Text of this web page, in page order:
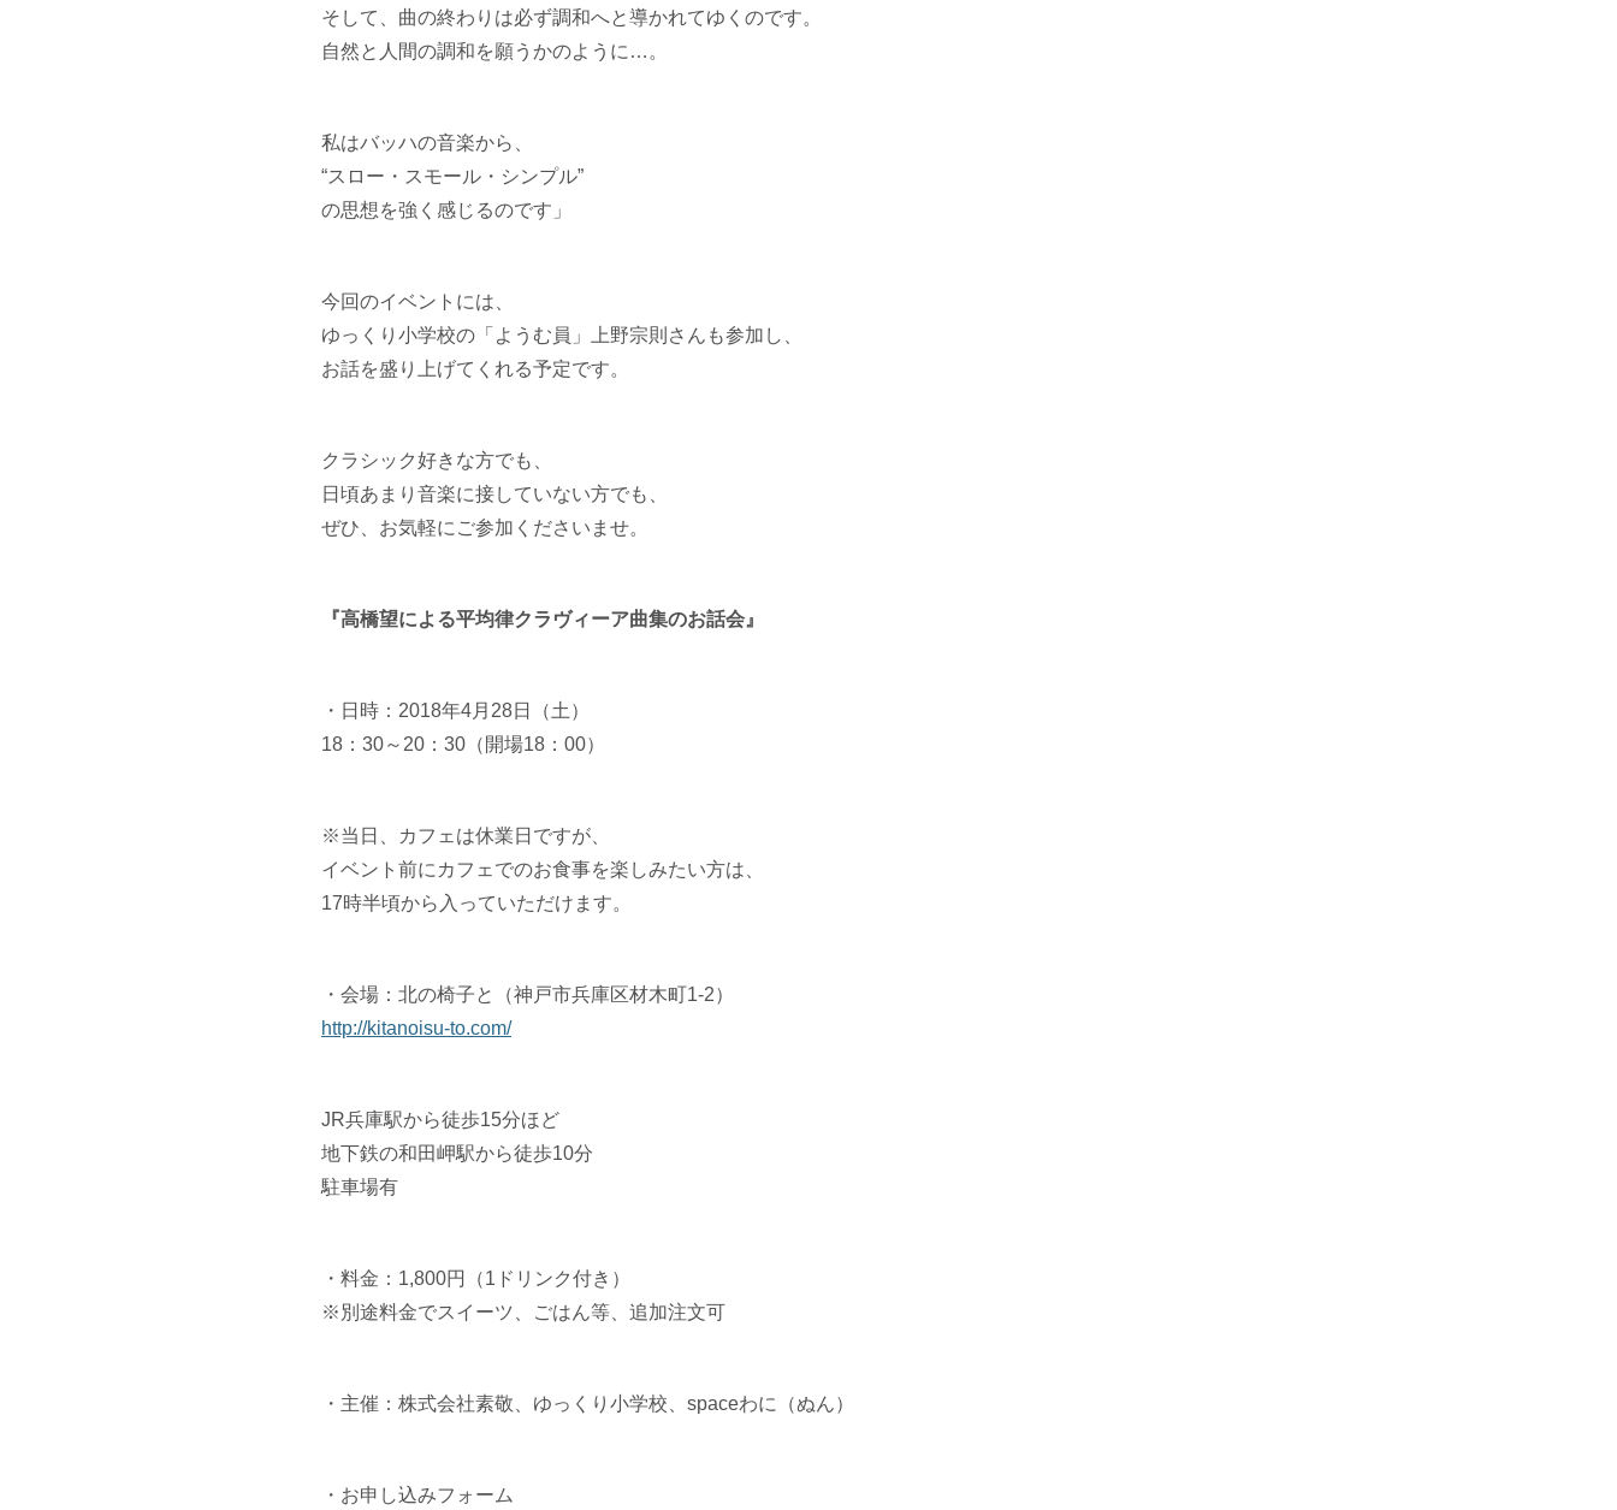
そして、曲の終わりは必ず調和へと導かれてゆくのです。
自然と人間の調和を願うかのように…。
私はバッハの音楽から、
“スロー・スモール・シンプル”
の思想を強く感じるのです」
今回のイベントには、
ゆっくり小学校の「ようむ員」上野宗則さんも参加し、
お話を盛り上げてくれる予定です。
クラシック好きな方でも、
日頃あまり音楽に接していない方でも、
ぜひ、お気軽にご参加くださいませ。
『高橋望による平均律クラヴィーア曲集のお話会』
・日時：2018年4月28日（土）
18：30～20：30（開場18：00）
※当日、カフェは休業日ですが、
イベント前にカフェでのお食事を楽しみたい方は、
17時半頃から入っていただけます。
・会場：北の椅子と（神戸市兵庫区材木町1-2）
http://kitanoisu-to.com/
JR兵庫駅から徒歩15分ほど
地下鉄の和田岬駅から徒歩10分
駐車場有
・料金：1,800円（1ドリンク付き）
※別途料金でスイーツ、ごはん等、追加注文可
・主催：株式会社素敬、ゆっくり小学校、spaceわに（ぬん）
・お申し込みフォーム